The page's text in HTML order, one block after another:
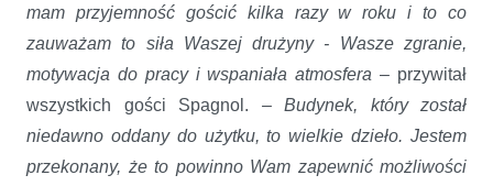
mam przyjemność gościć kilka razy w roku i to co
zauważam to siła Waszej drużyny - Wasze zgranie,
motywacja do pracy i wspaniała atmosfera – przywitał
wszystkich gości Spagnol. – Budynek, który został
niedawno oddany do użytku, to wielkie dzieło. Jestem
przekonany, że to powinno Wam zapewnić możliwości